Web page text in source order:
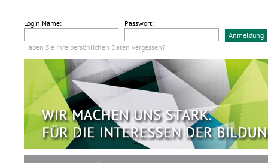
Login Name: Passwort:
Haben Sie Ihre persönlichen Daten vergessen?